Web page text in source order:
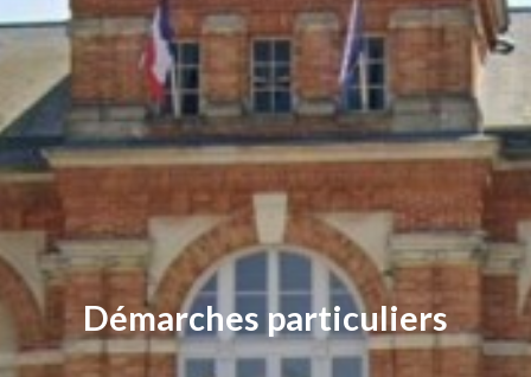
Démarches particuliers